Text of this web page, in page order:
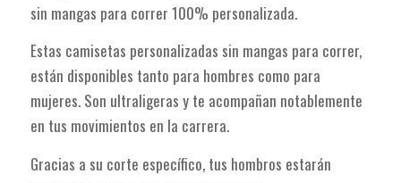
sin mangas para correr 100% personalizada.
Estas camisetas personalizadas sin mangas para correr,
están disponibles tanto para hombres como para
mujeres. Son ultraligeras y te acompañan notablemente
en tus movimientos en la carrera.
Gracias a su corte específico, tus hombros estarán